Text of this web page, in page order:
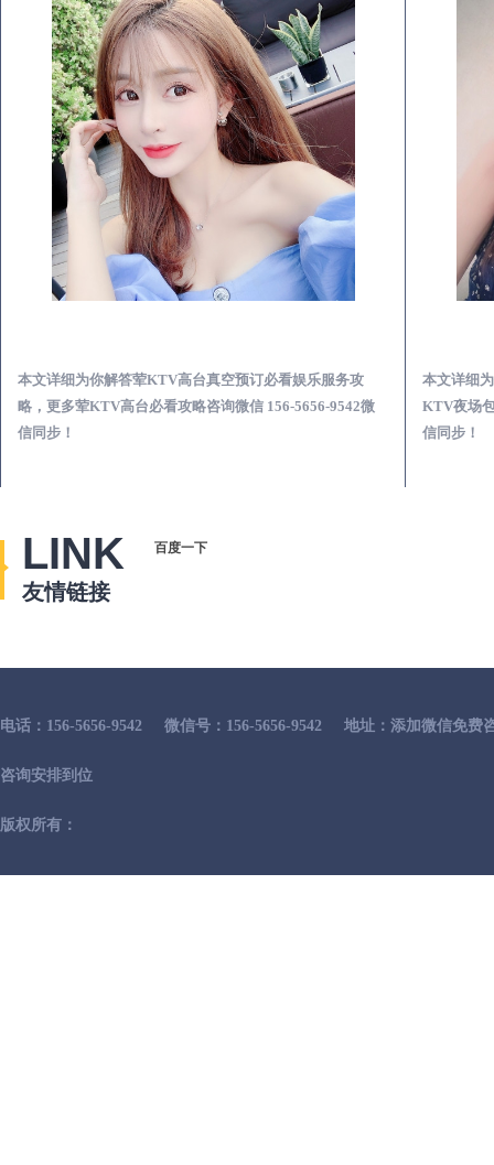
本文详细为你解答荤KTV高台真空预订必看娱乐服务攻
略，更多荤KTV高台必看攻略咨询微信 156-5656-9542微
信同步！
本文详细
KTV夜场
信同步！
LINK
友情链接
百度一下
电话：156-5656-9542 微信号：156-5656-9542 地址：添加微信免费
咨询安排到位
版权所有：